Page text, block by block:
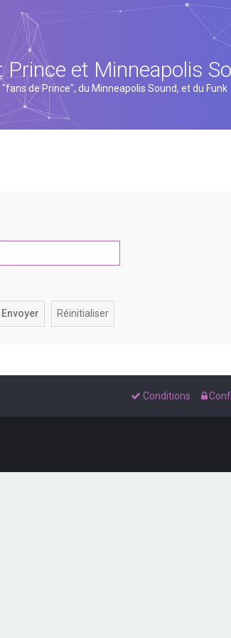
Prince et Minneapolis
de Prince", du Minneapolis Sound, et du Funk
Conditions